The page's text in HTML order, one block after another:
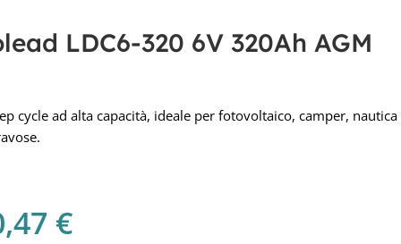
LDC6-320 6V 320Ah AGM
cycle ad alta capacità, ideale per fotovoltaico, camper, nautica
€